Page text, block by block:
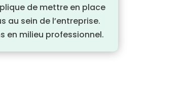
de mettre en place
sein de l’entreprise.
en milieu professionnel.